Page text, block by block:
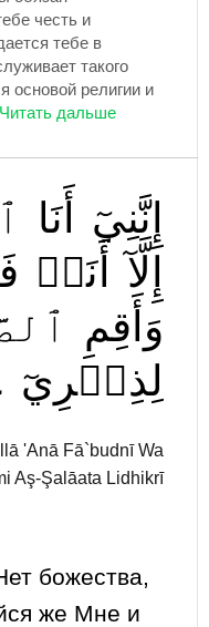
честь и
тебе в
такого
основой религии и
إِنَّنِيٓ أَنَا
إِلَّآ
أَنَا۠
وَأَقِمِ
لِذِكۡرِيٓ
'Anā Fā`budnī Wa
Aş-Şalāata Lidhikrī
божества,
же Мне и